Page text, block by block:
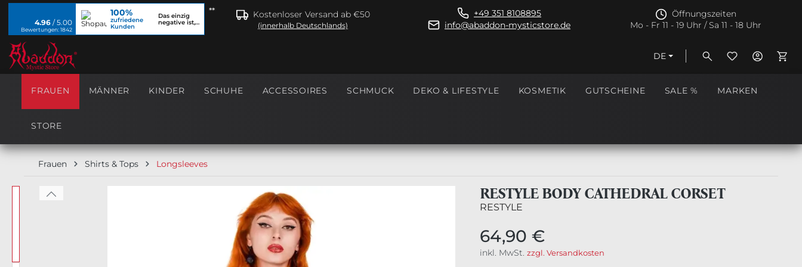
Zur Hauptnavigation springen **
4.96 / 5.00
Bewertungen: 1842
100%
zufriedene
Kunden
Das einzig
negative ist,
Kostenloser Versand ab €50
(innerhalb Deutschlands)
+49 351 8108895
info@abaddon-mysticstore.de
Öffnungszeiten
Mo - Fr 11 - 19 Uhr / Sa 11 - 18 Uhr
DE
FRAUEN MÄNNER KINDER SCHUHE ACCESSOIRES SCHMUCK DEKO & LIFESTYLE KOSMETIK GUTSCHEINE SALE % MARKEN
STORE
Frauen Shirts & Tops Longsleeves
Bildergalerie überspringen RESTYLE BODY CATHEDRAL CORSET
RESTYLE
64,90 €
inkl. MwSt. zzgl. Versandkosten